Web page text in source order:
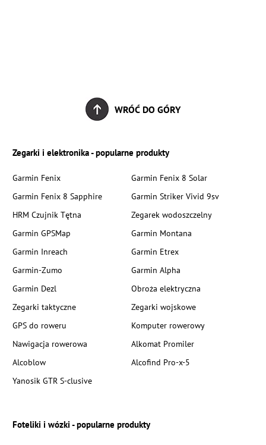
WRÓĆ DO GÓRY
Zegarki i elektronika - popularne produkty
Garmin Fenix
Garmin Fenix 8 Solar
Garmin Fenix 8 Sapphire
Garmin Striker Vivid 9sv
HRM Czujnik Tętna
Zegarek wodoszczelny
Garmin GPSMap
Garmin Montana
Garmin Inreach
Garmin Etrex
Garmin-Zumo
Garmin Alpha
Garmin Dezl
Obroża elektryczna
Zegarki taktyczne
Zegarki wojskowe
GPS do roweru
Komputer rowerowy
Nawigacja rowerowa
Alkomat Promiler
Alcoblow
Alcofind Pro-x-5
Yanosik GTR S-clusive
Foteliki i wózki - popularne produkty